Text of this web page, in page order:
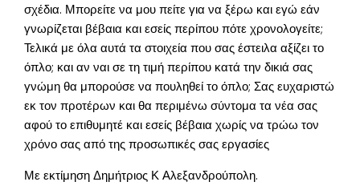
σχέδια. Μπορείτε να μου πείτε για να ξέρω και εγώ εάν
γνωρίζεται βέβαια και εσείς περίπου πότε χρονολογείτε;
Τελικά με όλα αυτά τα στοιχεία που σας έστειλα αξίζει το
όπλο; και αν ναι σε τη τιμή περίπου κατά την δικιά σας
γνώμη θα μπορούσε να πουληθεί το όπλο; Σας ευχαριστώ
εκ τον προτέρων και θα περιμένω σύντομα τα νέα σας
αφού το επιθυμητέ και εσείς βέβαια χωρίς να τρώω τον
χρόνο σας από της προσωπικές σας εργασίες
Με εκτίμηση Δημήτριος Κ Αλεξανδρούπολη.